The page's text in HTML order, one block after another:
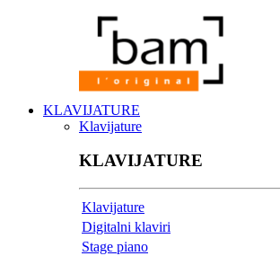
KLAVIJATURE
Klavijature
KLAVIJATURE
Klavijature
Digitalni klaviri
Stage piano